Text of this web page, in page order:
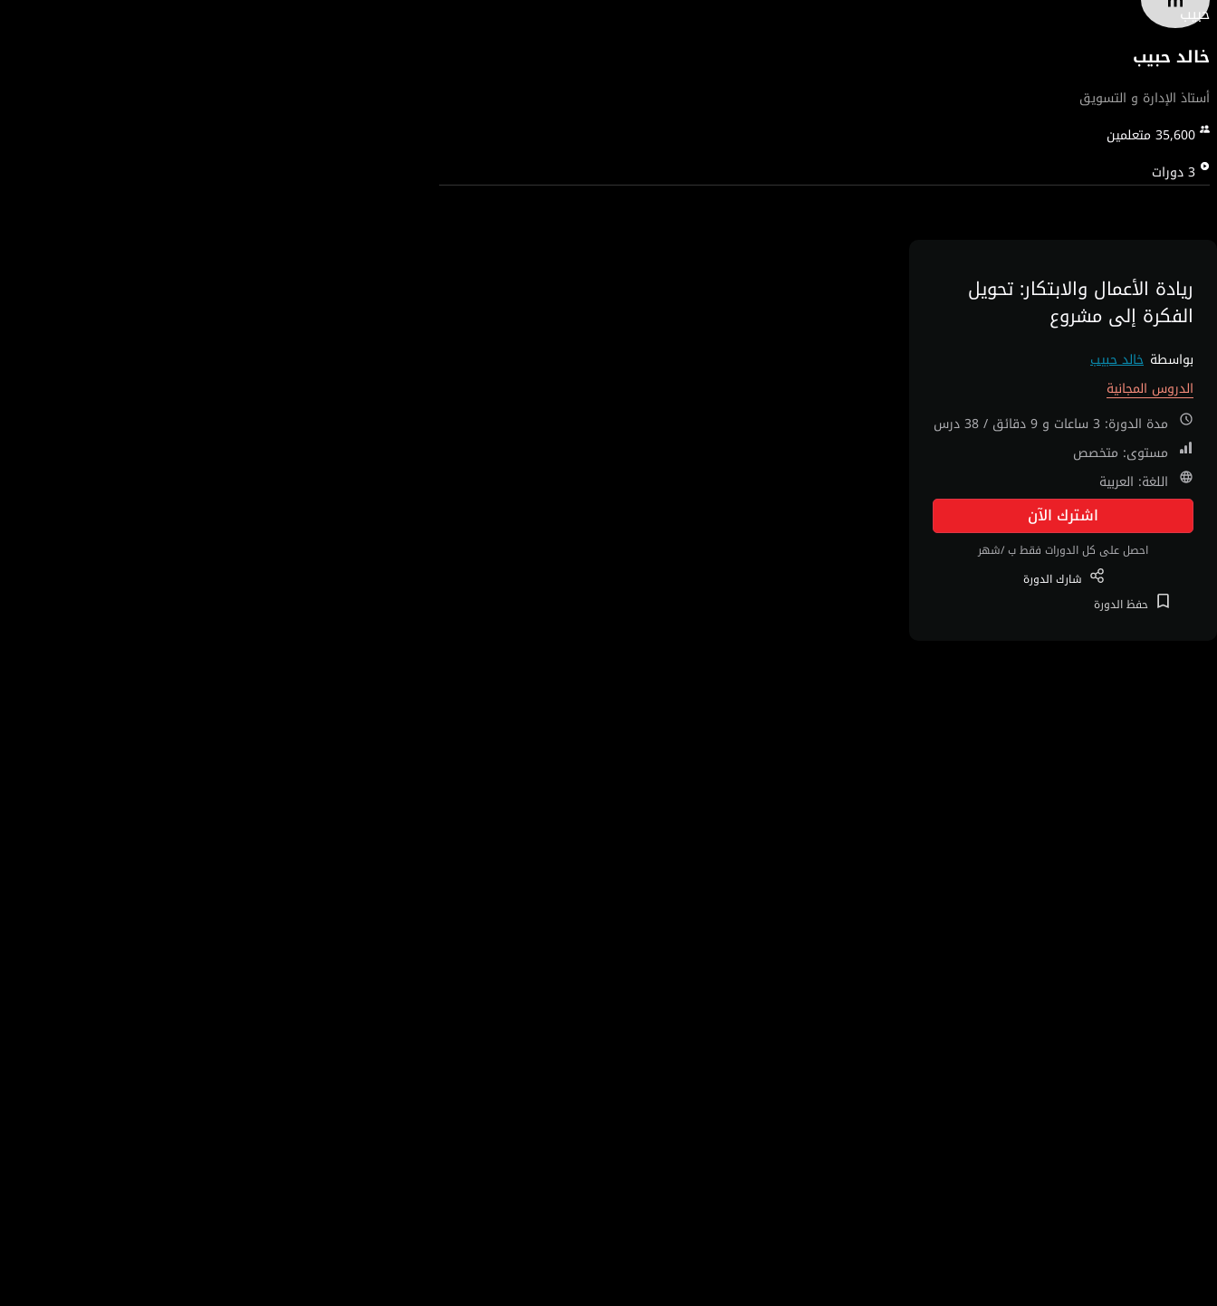
خالد حبيب
أستاذ الإدارة و التسويق
35,600متعلمين
3دورات
ريادة الأعمال والابتكار: تحويل
الفكرة إلى مشروع
بواسطة خالد حبيب
الدروس المجانية
مدة الدورة: 3 ساعات و 9 دقائق / 38 درس
مستوى: متخصص
اللغة: العربية
اشترك الآن
احصل على كل الدورات فقط ب /شهر
شاركالدورة
حفظالدورة